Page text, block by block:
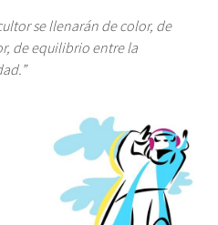
se llenarán de color, de
de equilibrio entre la